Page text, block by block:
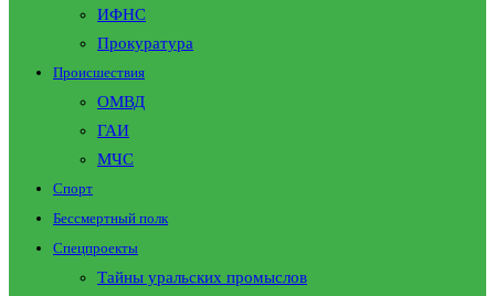
ИФНС
Прокуратура
Происшествия
ОМВД
ГАИ
МЧС
Спорт
Бессмертный полк
Спецпроекты
Тайны уральских промыслов